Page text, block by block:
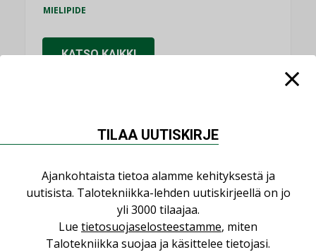
MIELIPIDE
KATSO KAIKKI
NIMITYKSET
Consti
NIMITYKSET
Refair
NIMITYKSET
TILAA UUTISKIRJE
Ajankohtaista tietoa alamme kehityksestä ja
uutisista. Talotekniikka-lehden uutiskirjeellä on jo
yli 3000 tilaajaa.
Lue tietosuojaselosteestamme, miten
Talotekniikka suojaa ja käsittelee tietojasi.